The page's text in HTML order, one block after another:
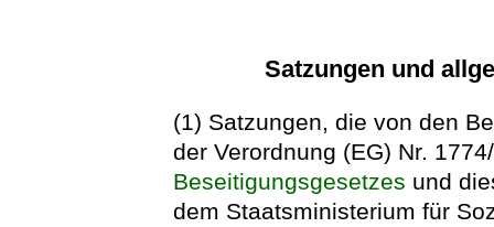
Satzungen und
(1) Satzungen, die von den
der Verordnung (EG) Nr.
Beseitigungsgesetzes und
dem Staatsministerium für